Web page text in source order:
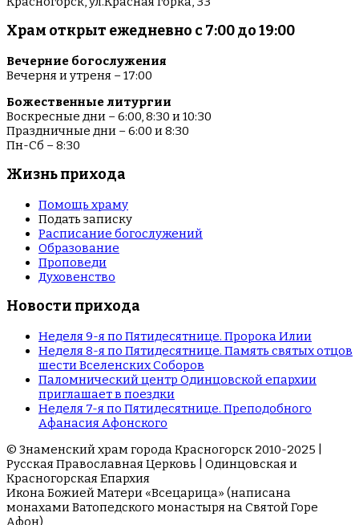
Храм открыт ежедневно с 7:00 до 19:00
Вечерние богослужения
Вечерня и утреня – 17:00
Божественные литургии
Воскресные дни – 6:00, 8:30 и 10:30
Праздничные дни – 6:00 и 8:30
Пн-Сб – 8:30
Жизнь прихода
Помощь храму
Подать записку
Расписание богослужений
Образование
Проповеди
Духовенство
Новости прихода
Неделя 9-я по Пятидесятнице. Пророка Илии
Неделя 8-я по Пятидесятнице. Память святых отцов
шести Вселенских Соборов
Паломнический центр Одинцовской епархии
приглашает в поездки
Неделя 7-я по Пятидесятнице. Преподобного
Афанасия Афонского
© Знаменский храм города Красногорск 2010-2025 |
Русская Православная Церковь | Одинцовская и
Красногорская Епархия
Икона Божией Матери «Всецарица» (написана
монахами Ватопедского монастыря на Cвятой Горе
Афон)